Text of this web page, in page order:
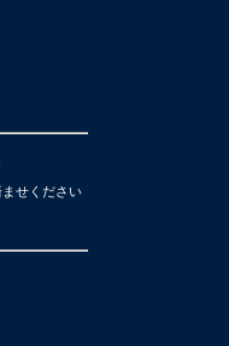
せください